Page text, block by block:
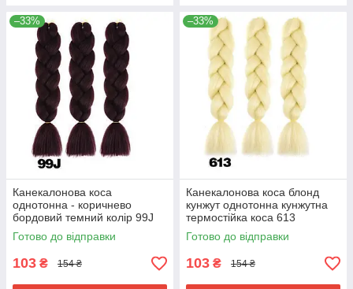
–33%
Канекалонова коса
однотонна - коричнево
бордовий темний колір 99J
Готово до відправки
103 ₴ 154 ₴
–33%
Канекалонова коса блонд
кунжут однотонна кунжутна
термостійка коса 613
Готово до відправки
103 ₴ 154 ₴